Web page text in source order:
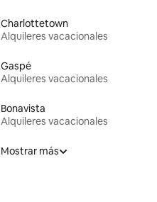
Charlottetown
Alquileres vacacionales
Gaspé
Alquileres vacacionales
Bonavista
Alquileres vacacionales
Mostrar más